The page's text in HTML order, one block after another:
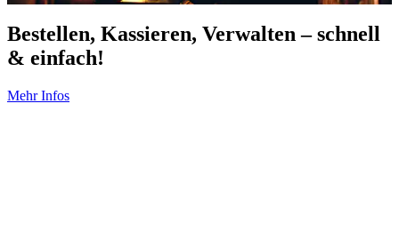
Bestellen, Kassieren, Verwalten – schnell
& einfach!
Mehr Infos